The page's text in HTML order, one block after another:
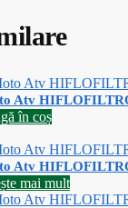
Atv
în coș
Atv
mai mult